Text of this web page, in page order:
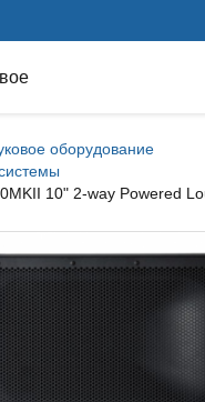
оборудование
10" 2-way Powered